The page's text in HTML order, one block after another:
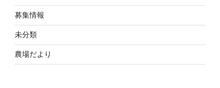
募集情報
未分類
農場だより